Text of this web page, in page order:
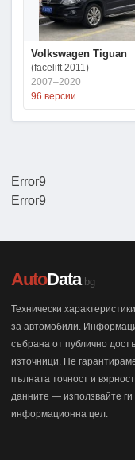
Error9
Volkswagen Tiguan
(facelift 2011)
2007–2020
96 версии
Error9
AutoData.bg
Технически
за автомобили.
събрана от публично
източници. Не
пълната точност и
данните — използвайте ги
информационна цел.